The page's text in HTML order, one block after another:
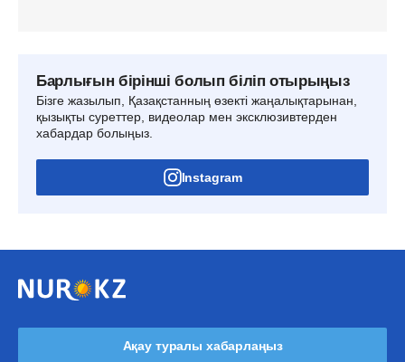
Барлығын бірінші болып біліп отырыңыз
Бізге жазылып, Қазақстанның өзекті жаңалықтарынан,
қызықты суреттер, видеолар мен эксклюзивтерден
хабардар болыңыз.
Instagram
Ақау туралы хабарлаңыз